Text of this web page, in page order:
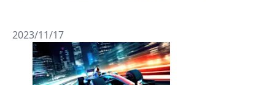
2023/11/17